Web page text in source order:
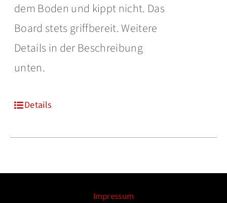
dem Boden und kippt nicht. Das
Board stets griffbereit. Weitere
Details in der Beschreibung
unten.
Details
Impressum